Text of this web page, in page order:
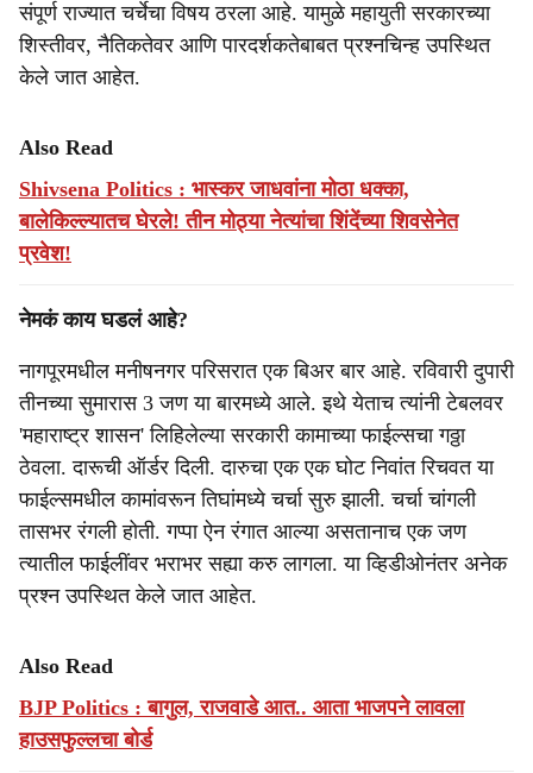
संपूर्ण राज्यात चर्चेचा विषय ठरला आहे. यामुळे महायुती सरकारच्या
शिस्तीवर, नैतिकतेवर आणि पारदर्शकतेबाबत प्रश्‍नचिन्ह उपस्थित
केले जात आहेत.
Also Read
Shivsena Politics : भास्कर जाधवांना मोठा धक्का,
बालेकिल्ल्यातच घेरले! तीन मोठ्या नेत्यांचा शिंदेंच्या शिवसेनेत
प्रवेश!
नेमकं काय घडलं आहे?
नागपूरमधील मनीषनगर परिसरात एक बिअर बार आहे. रविवारी दुपारी
तीनच्या सुमारास 3 जण या बारमध्ये आले. इथे येताच त्यांनी टेबलवर
'महाराष्ट्र शासन' लिहिलेल्या सरकारी कामाच्या फाईल्सचा गठ्ठा
ठेवला. दारूची ऑर्डर दिली. दारुचा एक एक घोट निवांत रिचवत या
फाईल्समधील कामांवरून तिघांमध्ये चर्चा सुरु झाली. चर्चा चांगली
तासभर रंगली होती. गप्पा ऐन रंगात आल्या असतानाच एक जण
त्यातील फाईलींवर भराभर सह्या करु लागला. या व्हिडीओनंतर अनेक
प्रश्न उपस्थित केले जात आहेत.
Also Read
BJP Politics : बागुल, राजवाडे आत.. आता भाजपने लावला
हाउसफुल्लचा बोर्ड